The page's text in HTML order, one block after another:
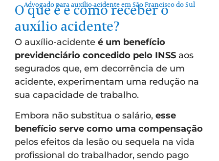
Advogado para auxílio-acidente em São Francisco do Sul
O que é e como receber o
auxílio acidente?
O auxílio-acidente é um benefício
previdenciário concedido pelo INSS aos
segurados que, em decorrência de um
acidente, experimentam uma redução na
sua capacidade de trabalho.
Embora não substitua o salário, esse
benefício serve como uma compensação
pelos efeitos da lesão ou sequela na vida
profissional do trabalhador, sendo pago